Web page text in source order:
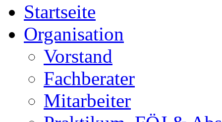
Startseite
Organisation
Vorstand
Fachberater
Mitarbeiter